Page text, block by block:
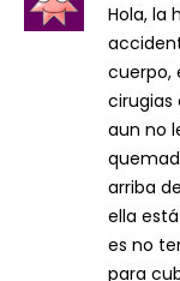
Hola, la
cuerpo,
cirugias
aun no
arriba
ella
es no
para